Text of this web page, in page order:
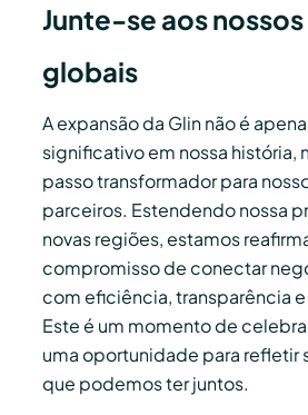
Junte-se aos
globais
A expansão da Glin não é
significativo em nossa história,
passo transformador para
parceiros. Estendendo nossa
novas regiões, estamos
compromisso de conectar
com eficiência, transparência
Este é um momento de
uma oportunidade para refletir
que podemos ter juntos.